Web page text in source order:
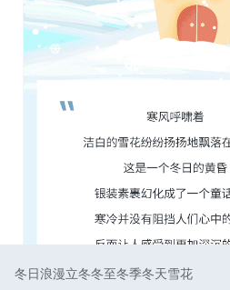
冬日浪漫立冬冬至冬季冬天雪花